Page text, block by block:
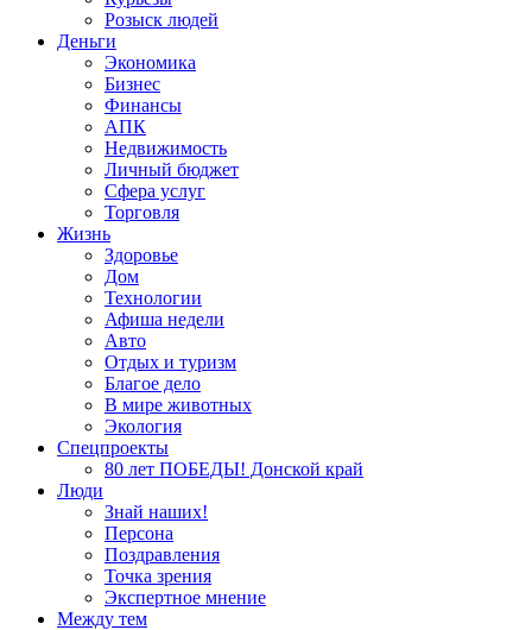
Розыск людей
Деньги
Экономика
Бизнес
Финансы
АПК
Недвижимость
Личный бюджет
Сфера услуг
Торговля
Жизнь
Здоровье
Дом
Технологии
Афиша недели
Авто
Отдых и туризм
Благое дело
В мире животных
Экология
Спецпроекты
80 лет ПОБЕДЫ! Донской край
Люди
Знай наших!
Персона
Поздравления
Точка зрения
Экспертное мнение
Между тем